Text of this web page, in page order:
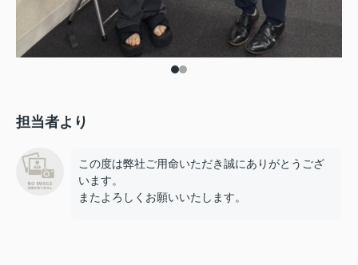
担当者より
この度は弊社ご用命いただき誠にありがとうござ
います。
またよろしくお願いいたします。